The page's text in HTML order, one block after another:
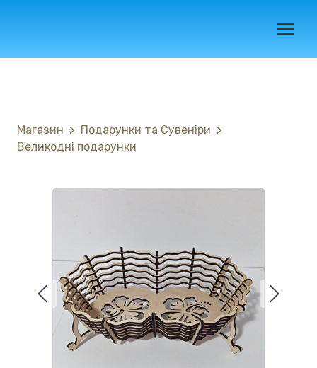
Магазин
Подарунки та Сувеніри
Великодні подарунки